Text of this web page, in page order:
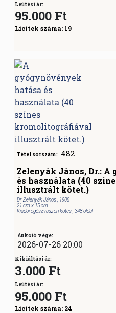
Leütési ár:
95.000 Ft
Licitek száma: 19
Tétel sorszám: 482
Zelenyák János, Dr.:
és használata (40
illusztrált kötet.)
Dr. Zelenyák János , 1908
21 cm x 15 cm
Kiadói egészvászon kötés , 348 oldal
Aukció vége:
2026-07-26 20:00
Kikiáltási ár:
3.000 Ft
Leütési ár:
95.000 Ft
Licitek száma: 24